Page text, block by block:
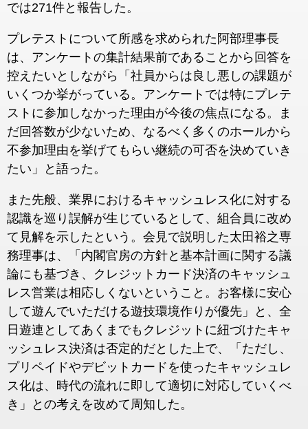
では271件と報告した。
プレテストについて所感を求められた阿部理事長
は、アンケートの集計結果前であることから回答を
控えたいとしながら「社員からは良し悪しの課題が
いくつか挙がっている。アンケートでは特にプレテ
ストに参加しなかった理由が今後の焦点になる。ま
だ回答数が少ないため、なるべく多くのホールから
不参加理由を挙げてもらい継続の可否を決めていき
たい」と語った。
また先般、業界におけるキャッシュレス化に対する
認識を巡り誤解が生じているとして、組合員に改め
て見解を示したという。会見で説明した太田裕之専
務理事は、「内閣官房の方針と基本計画に関する議
論にも基づき、クレジットカード決済のキャッシュ
レス営業は相応しくないということ。お客様に安心
して遊んでいただける遊技環境作りが優先」と、全
日遊連としてあくまでもクレジットに紐づけたキャ
ッシュレス決済は否定的だとした上で、「ただし、
プリペイドやデビットカードを使ったキャッシュレ
ス化は、時代の流れに即して適切に対応していくべ
き」との考えを改めて周知した。